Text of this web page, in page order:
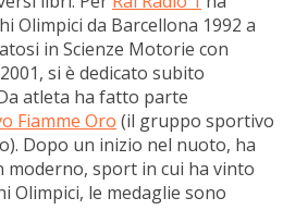
Olimpici da Barcellona 1992 a
in Scienze Motorie con
si è dedicato subito
atleta ha fatto parte
Fiamme Oro (il gruppo sportivo
Dopo un inizio nel nuoto, ha
moderno, sport in cui ha vinto
Olimpici, le medaglie sono